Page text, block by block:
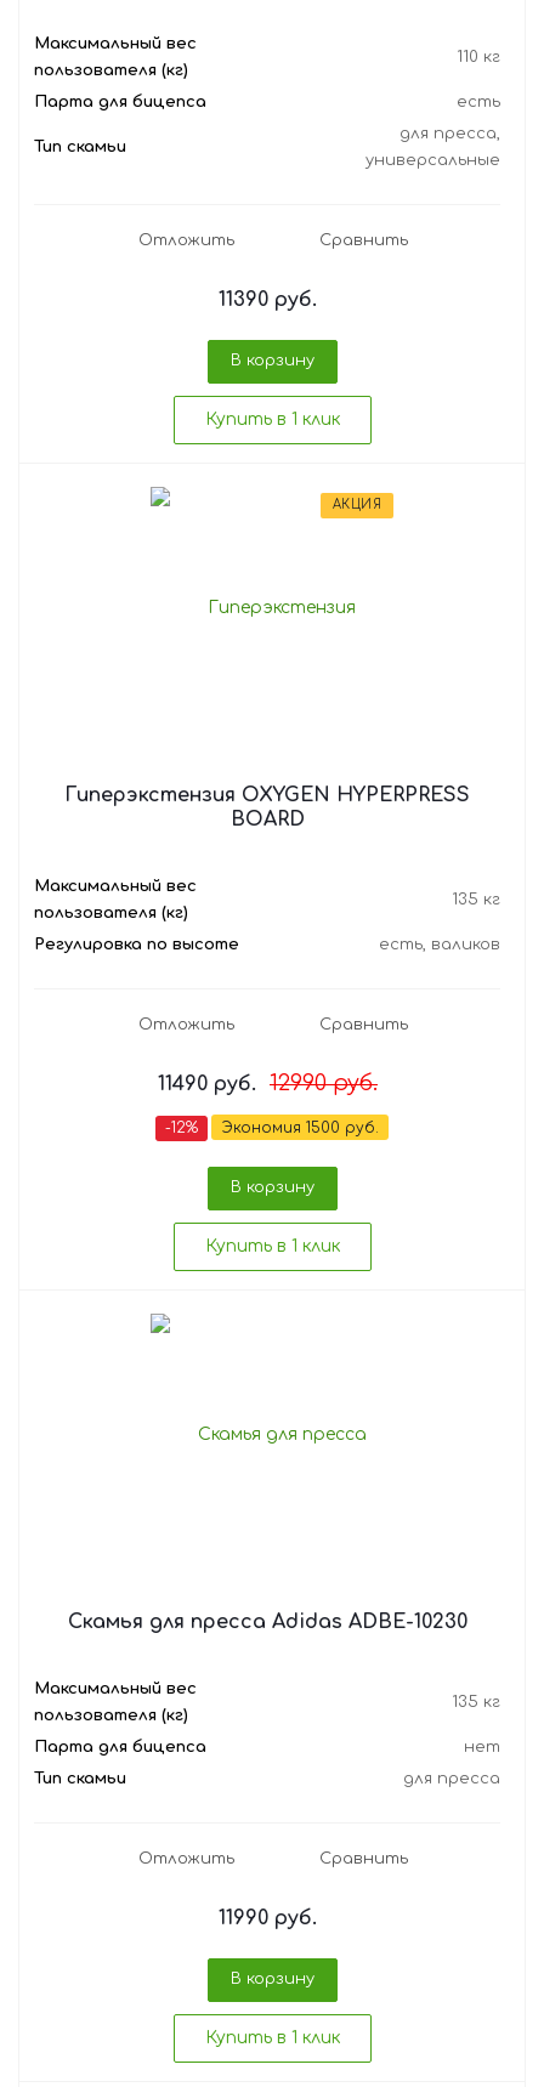
Максимальный вес
пользователя (кг)
110 кг
Парта для бицепса есть
Тип скамьи
для пресса,
универсальные
Отложить Сравнить
11390 руб.
В корзину
Купить в 1 клик
АКЦИЯ
Гиперэкстензия OXYGEN HYPERPRESS
BOARD
Максимальный вес
пользователя (кг)
135 кг
Регулировка по высоте есть, валиков
Отложить Сравнить
11490 руб. 12990руб.
-12% Экономия 1500 руб.
В корзину
Купить в 1 клик
Скамья для пресса Adidas ADBE-10230
Максимальный вес
пользователя (кг)
135 кг
Парта для бицепса
нет
Тип скамьи
для пресса
Отложить Сравнить
11990 руб.
В корзину
Купить в 1 клик